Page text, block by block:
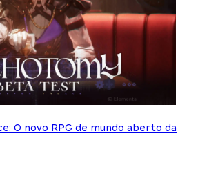
O novo RPG de mundo aberto da